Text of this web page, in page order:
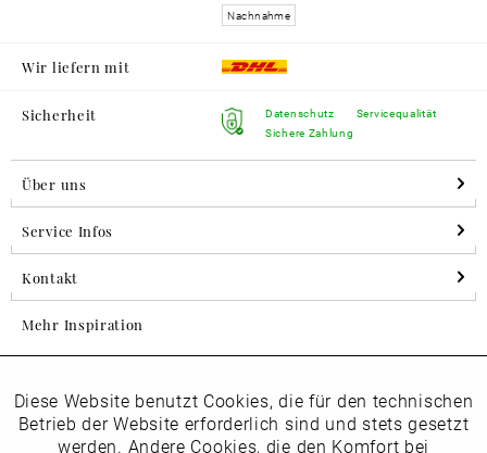
Nachnahme
Wir liefern mit
Sicherheit
Datenschutz
Sichere Zahlung
Servicequalität
Über uns
Service Infos
Kontakt
Mehr Inspiration
Folgen Sie uns auf Instagram
horsch_schuhe
Funktionale Aktiv
Diese Website benutzt Cookies, die für den technischen
Betrieb der Website erforderlich sind und stets gesetzt
werden. Andere Cookies, die den Komfort bei